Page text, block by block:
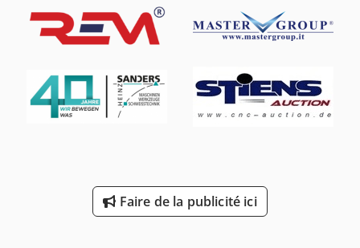
Fraiseuse En Aluminium
Fraiseuse À Copier
Mini Fraiseuse
Faire de la publicité ici